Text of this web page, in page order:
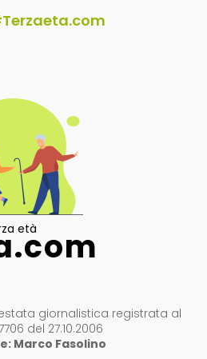
età
giornalistica registrata al
del 27.10.2006
Marco Fasolino